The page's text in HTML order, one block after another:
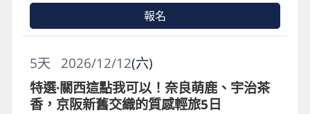
報名
2026/12/12(六)
5天
特選·關西這點我可以！奈良萌鹿、宇治茶
香，京阪新舊交織的質感輕旅5日